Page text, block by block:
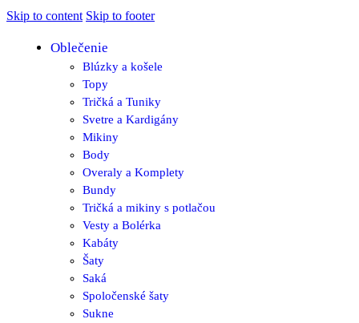
Skip to content Skip to footer
Oblečenie
Blúzky a košele
Topy
Tričká a Tuniky
Svetre a Kardigány
Mikiny
Body
Overaly a Komplety
Bundy
Tričká a mikiny s potlačou
Vesty a Bolérka
Kabáty
Šaty
Saká
Spoločenské šaty
Sukne